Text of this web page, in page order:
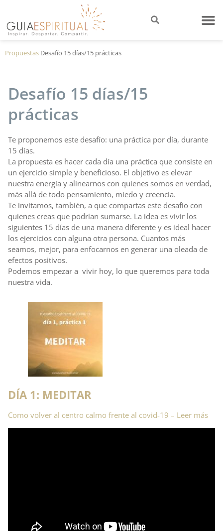
Propuestas Desafío 15 días/15 prácticas
Desafío 15 días/15
prácticas
Te proponemos este desafío: una práctica por día, durante
15 días.
La propuesta es hacer cada día una práctica que consiste en
un ejercicio simple y beneficioso. El objetivo es elevar
nuestra energía y alinearnos con quienes somos en verdad,
más allá de todo pensamiento, miedo y creencia.
Te invitamos, también, a que compartas este desafío con
quienes creas que podrían sumarse. La idea es vivir los
siguientes 15 días de una manera diferente y es ideal hacer
los ejercicios con alguna otra persona. Cuantos más
seamos, mejor, para enfocarnos en generar una oleada de
efectos positivos.
Podemos empezar a vivir hoy, lo que queremos para toda
nuestra vida.
DÍA 1: MEDITAR
Como volver al centro calmo frente al covid-19 – Leer más